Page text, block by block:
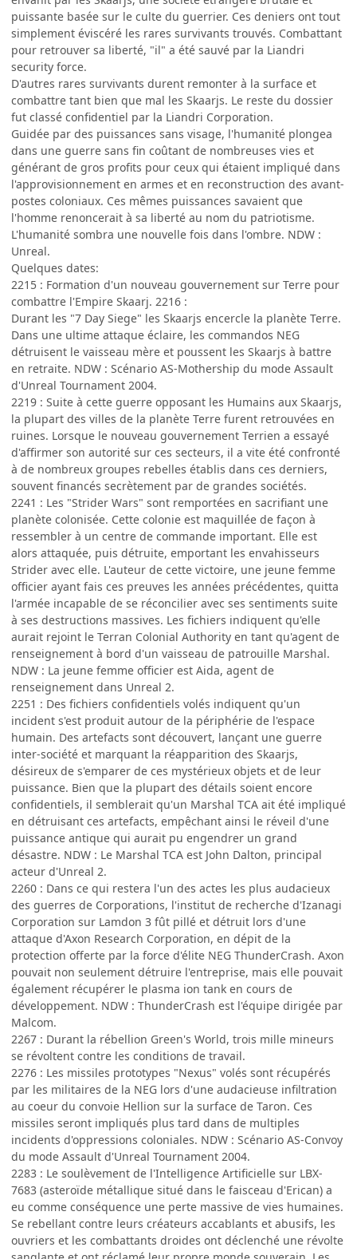
puissante basée sur le culte du guerrier. Ces deniers ont tout
simplement éviscéré les rares survivants trouvés. Combattant
pour retrouver sa liberté, "il" a été sauvé par la Liandri
security force.
D'autres rares survivants durent remonter à la surface et
combattre tant bien que mal les Skaarjs. Le reste du dossier
fut classé confidentiel par la Liandri Corporation.
Guidée par des puissances sans visage, l'humanité plongea
dans une guerre sans fin coûtant de nombreuses vies et
générant de gros profits pour ceux qui étaient impliqué dans
l'approvisionnement en armes et en reconstruction des avant-
postes coloniaux. Ces mêmes puissances savaient que
l'homme renoncerait à sa liberté au nom du patriotisme.
L'humanité sombra une nouvelle fois dans l'ombre. NDW :
Unreal.
Quelques dates:
2215 : Formation d'un nouveau gouvernement sur Terre pour
combattre l'Empire Skaarj. 2216 :
Durant les "7 Day Siege" les Skaarjs encercle la planète Terre.
Dans une ultime attaque éclaire, les commandos NEG
détruisent le vaisseau mère et poussent les Skaarjs à battre
en retraite. NDW : Scénario AS-Mothership du mode Assault
d'Unreal Tournament 2004.
2219 : Suite à cette guerre opposant les Humains aux Skaarjs,
la plupart des villes de la planète Terre furent retrouvées en
ruines. Lorsque le nouveau gouvernement Terrien a essayé
d'affirmer son autorité sur ces secteurs, il a vite été confronté
à de nombreux groupes rebelles établis dans ces derniers,
souvent financés secrètement par de grandes sociétés.
2241 : Les "Strider Wars" sont remportées en sacrifiant une
planète colonisée. Cette colonie est maquillée de façon à
ressembler à un centre de commande important. Elle est
alors attaquée, puis détruite, emportant les envahisseurs
Strider avec elle. L'auteur de cette victoire, une jeune femme
officier ayant fais ces preuves les années précédentes, quitta
l'armée incapable de se réconcilier avec ses sentiments suite
à ses destructions massives. Les fichiers indiquent qu'elle
aurait rejoint le Terran Colonial Authority en tant qu'agent de
renseignement à bord d'un vaisseau de patrouille Marshal.
NDW : La jeune femme officier est Aida, agent de
renseignement dans Unreal 2.
2251 : Des fichiers confidentiels volés indiquent qu'un
incident s'est produit autour de la périphérie de l'espace
humain. Des artefacts sont découvert, lançant une guerre
inter-société et marquant la réapparition des Skaarjs,
désireux de s'emparer de ces mystérieux objets et de leur
puissance. Bien que la plupart des détails soient encore
confidentiels, il semblerait qu'un Marshal TCA ait été impliqué
en détruisant ces artefacts, empêchant ainsi le réveil d'une
puissance antique qui aurait pu engendrer un grand
désastre. NDW : Le Marshal TCA est John Dalton, principal
acteur d'Unreal 2.
2260 : Dans ce qui restera l'un des actes les plus audacieux
des guerres de Corporations, l'institut de recherche d'Izanagi
Corporation sur Lamdon 3 fût pillé et détruit lors d'une
attaque d'Axon Research Corporation, en dépit de la
protection offerte par la force d'élite NEG ThunderCrash. Axon
pouvait non seulement détruire l'entreprise, mais elle pouvait
également récupérer le plasma ion tank en cours de
développement. NDW : ThunderCrash est l'équipe dirigée par
Malcom.
2267 : Durant la rébellion Green's World, trois mille mineurs
se révoltent contre les conditions de travail.
2276 : Les missiles prototypes "Nexus" volés sont récupérés
par les militaires de la NEG lors d'une audacieuse infiltration
au coeur du convoie Hellion sur la surface de Taron. Ces
missiles seront impliqués plus tard dans de multiples
incidents d'oppressions coloniales. NDW : Scénario AS-Convoy
du mode Assault d'Unreal Tournament 2004.
2283 : Le soulèvement de l'Intelligence Artificielle sur LBX-
7683 (asteroïde métallique situé dans le faisceau d'Erican) a
eu comme conséquence une perte massive de vies humaines.
Se rebellant contre leurs créateurs accablants et abusifs, les
ouvriers et les combattants droides ont déclenché une révolte